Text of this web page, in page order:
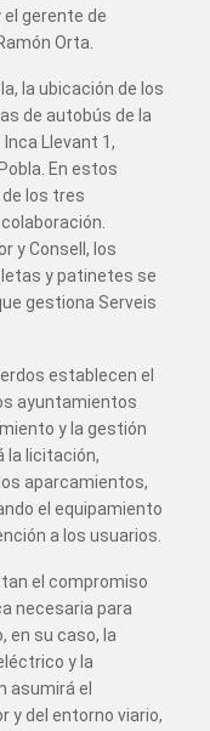
el gerente de
Orta.
la ubicación de los
de autobús de la
Llevant 1,
En estos
los tres
y Consell, los
y patinetes se
gestiona Serveis
establecen el
ayuntamientos
y la gestión
la licitación,
aparcamientos,
el equipamiento
a los usuarios.
el compromiso
necesaria para
en su caso, la
y la
asumirá el
y del entorno viario,